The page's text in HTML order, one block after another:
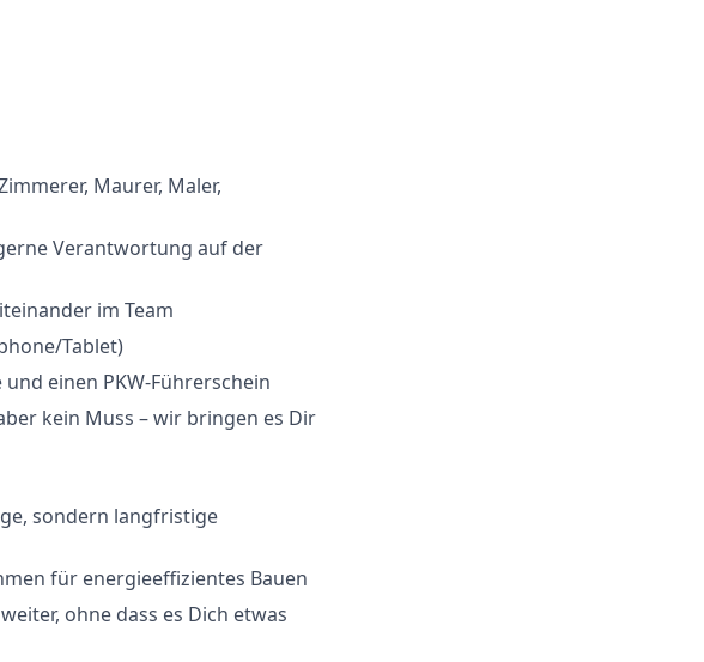
Maurer, Maler,
Verantwortung auf der
im Team
Tablet)
einen PKW-Führerschein
kein Muss – wir bringen es Dir
sondern langfristige
für energieeffizientes Bauen
ohne dass es Dich etwas